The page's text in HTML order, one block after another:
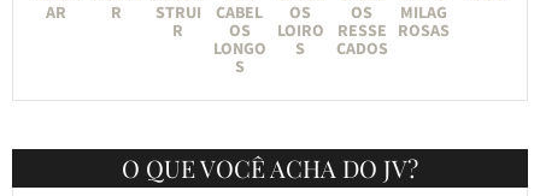
AR
R
STRUI
R
CABEL
OS
LONGO
S
OS
LOIRO
S
OS
RESSE
CADOS
MILAG
ROSAS
O QUE VOCÊ ACHA DO JV?